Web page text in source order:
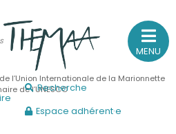
MENU
l’Union Internationale de la Marionnette
de l’UNESCO
Recherche
Espace adhérent·e